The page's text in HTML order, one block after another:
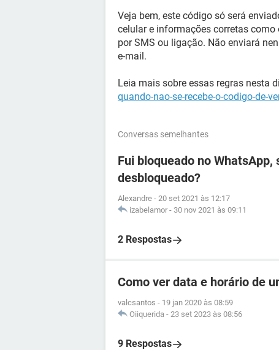
Veja bem, este código só será
celular e informações corretas como
por SMS ou ligação. Não enviará
e-mail.
Leia mais sobre essas regras nesta
quando-nao-se-recebe-o-codigo-de-
Conversas semelhantes
Fui bloqueado no
desbloqueado?
Alexandre - 20 set 2021 às 12:17
izabelamor - 30 nov 2021 às 09:11
2 Respostas
Como ver data e horário de
valcsantos - 19 jan 2020 às 08:59
Oiiquerida - 23 set 2023 às 08:56
9 Respostas